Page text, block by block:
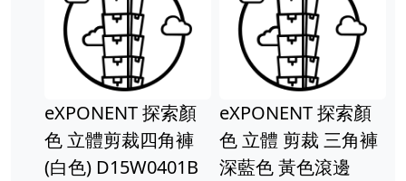
eXPONENT 探索顏
色 立體剪裁四角褲
(白色) D15W0401B
eXPONENT 探索顏
色 立體 剪裁 三角褲
深藍色 黃色滾邊